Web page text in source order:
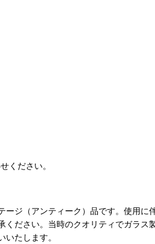
ください。
ジ（アンティーク）品です。使用
ださい。当時のクオリティでガラス
たします。